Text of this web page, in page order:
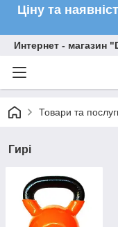
Ціну та
Интернет - магазин
Товари та
Гирі